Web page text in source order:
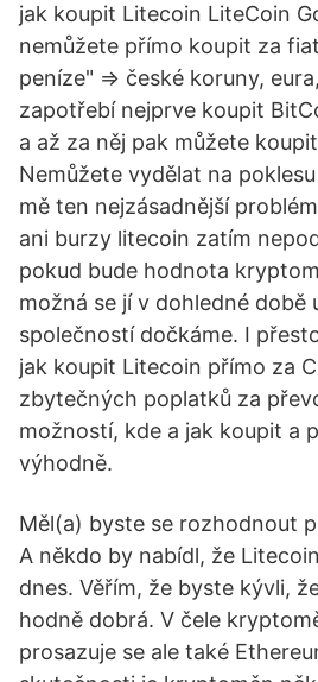
jak koupit Litecoin LiteCoin
nemůžete přímo koupit za
peníze" => české koruny,
zapotřebí nejprve koupit
a až za něj pak můžete
Nemůžete vydělat na
mě ten nejzásadnější
ani burzy litecoin zatím
pokud bude hodnota
možná se jí v dohledné době
společností dočkáme. I
jak koupit Litecoin přímo za
zbytečných poplatků za
možností, kde a jak koupit a
výhodně.
Měl(a) byste se rozhodnout
A někdo by nabídl, že
dnes. Věřím, že byste kývli,
hodně dobrá. V čele
prosazuje se ale také